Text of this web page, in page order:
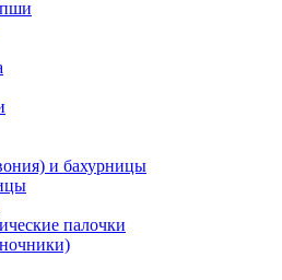
и бахурницы
палочки